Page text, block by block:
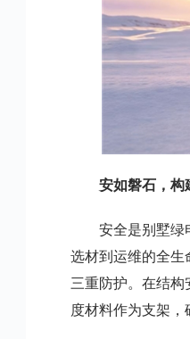
安如磐石，构
安全是别墅绿
选材到运维的全生
三重防护。在结
度材料作为支架，